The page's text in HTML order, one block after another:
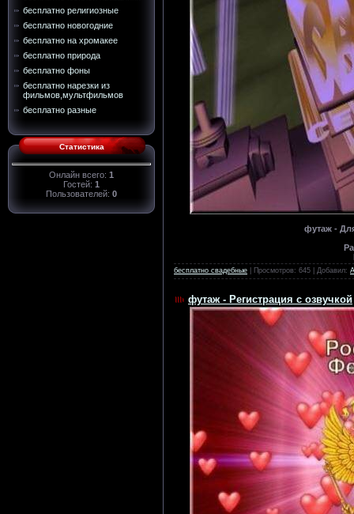
бесплатно религиозные
бесплатно новогодние
бесплатно на хромакее
бесплатно природа
бесплатно фоны
бесплатно нарезки из
фильмов,мультфильмов
бесплатно разные
Статистика
Онлайн всего: 1
Гостей: 1
Пользователей: 0
футаж -
бесплатно свадебные | Просмотров: 645 | Добавил:
футаж - Регистрация с озвучкой